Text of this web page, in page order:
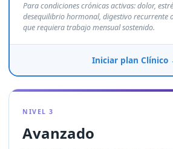
Para condiciones crónicas activas: dolor,
desequilibrio hormonal, digestivo recurrente
que requiera trabajo mensual sostenido.
Iniciar plan Clínico
NIVEL 3
Avanzado